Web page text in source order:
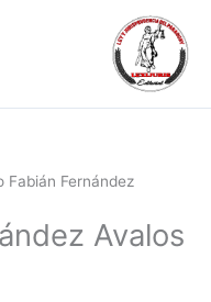
Fabián Fernández
Avalos